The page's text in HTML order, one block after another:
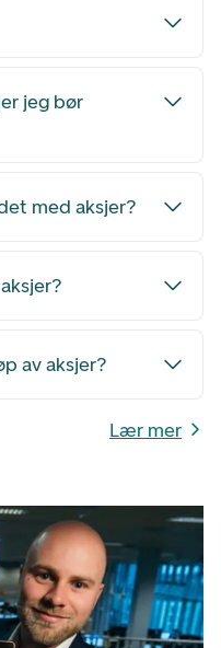
jeg bør
med aksjer?
av aksjer?
Lær mer